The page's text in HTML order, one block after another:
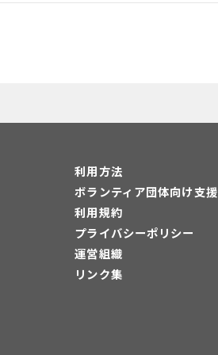
利用方法
ボランティア団体向け支援
利用規約
プライバシーポリシー
運営組織
リンク集